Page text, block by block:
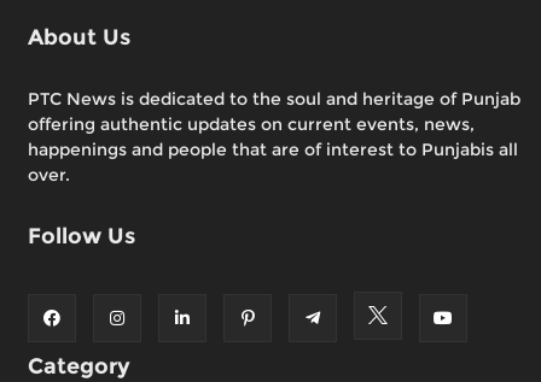
About Us
PTC News is dedicated to the soul and heritage of Punjab
offering authentic updates on current events, news,
happenings and people that are of interest to Punjabis all
over.
Follow Us
Category